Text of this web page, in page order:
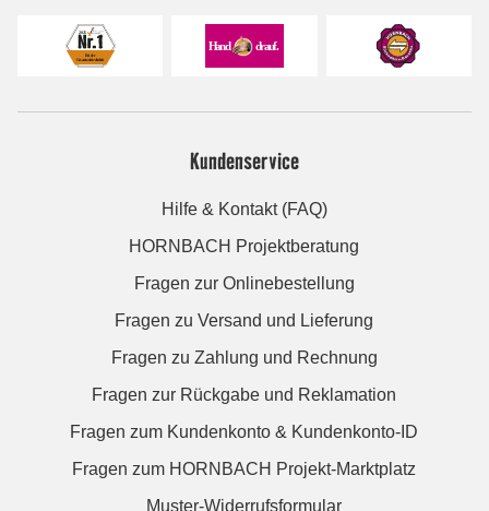
Kundenservice
Hilfe & Kontakt (FAQ)
HORNBACH Projektberatung
Fragen zur Onlinebestellung
Fragen zu Versand und Lieferung
Fragen zu Zahlung und Rechnung
Fragen zur Rückgabe und Reklamation
Fragen zum Kundenkonto & Kundenkonto-ID
Fragen zum HORNBACH Projekt-Marktplatz
Muster-Widerrufsformular